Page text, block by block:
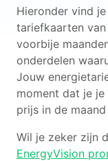
Hieronder vind
tariefkaarten
voorbije
onderdelen
Jouw
moment dat je
prijs in de
Wil je zeker zijn
EnergyVision